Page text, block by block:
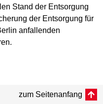
Stand der Entsorgung
der Entsorgung für
anfallenden
zum Seitenanfang